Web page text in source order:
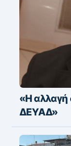
«Η αλλαγή
ΔΕΥΑΔ»